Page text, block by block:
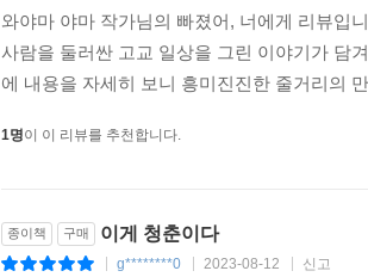
와야마 야마 작가님의 빠졌어, 너에게 리뷰입
사람을 둘러싼 고교 일상을 그린 이야기가 담
에 내용을 자세히 보니 흥미진진한 줄거리의
1명이 이 리뷰를 추천합니다.
종이책 구매 이게 청춘이다
g********0 2023-08-12 신고